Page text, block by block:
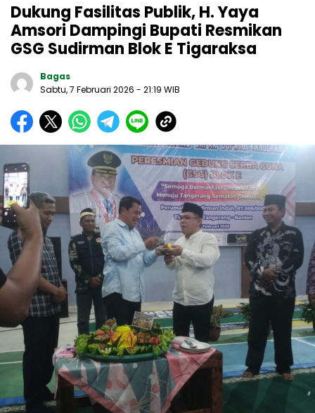
Dukung Fasilitas Publik, H. Yaya
Amsori Dampingi Bupati Resmikan
GSG Sudirman Blok E Tigaraksa
Bagas
Sabtu, 7 Februari 2026 - 21:19 WIB